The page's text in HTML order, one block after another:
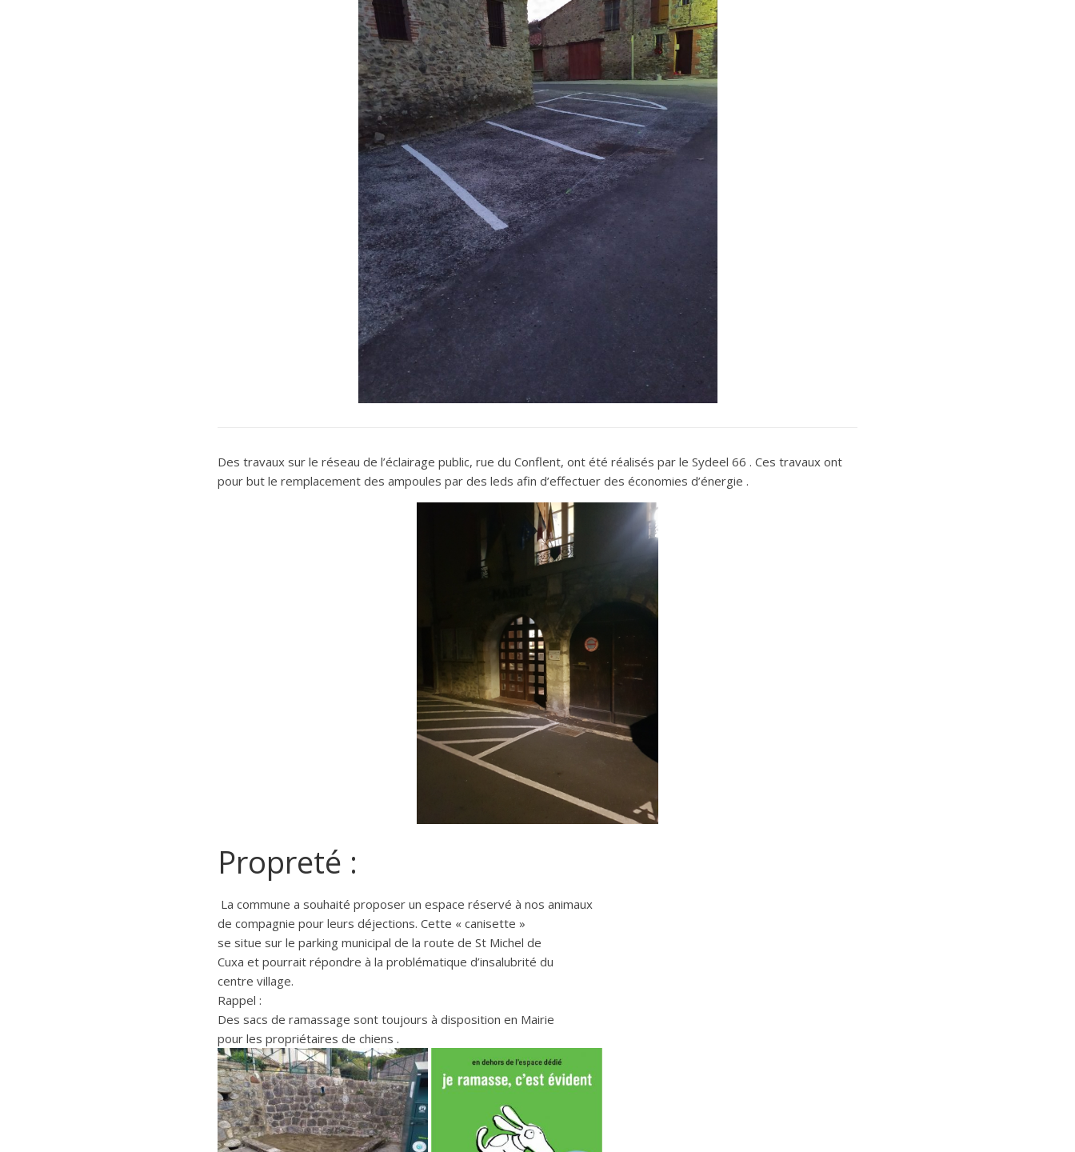
Des travaux sur le réseau de l’éclairage public, rue du Conflent, ont été réalisés par le Sydeel 66 . Ces travaux ont
pour but le remplacement des ampoules par des leds afin d’effectuer des économies d’énergie .
Propreté :
La commune a souhaité proposer un espace réservé à nos animaux
de compagnie pour leurs déjections. Cette « canisette »
se situe sur le parking municipal de la route de St Michel de
Cuxa et pourrait répondre à la problématique d’insalubrité du
centre village.
Rappel :
Des sacs de ramassage sont toujours à disposition en Mairie
pour les propriétaires de chiens .